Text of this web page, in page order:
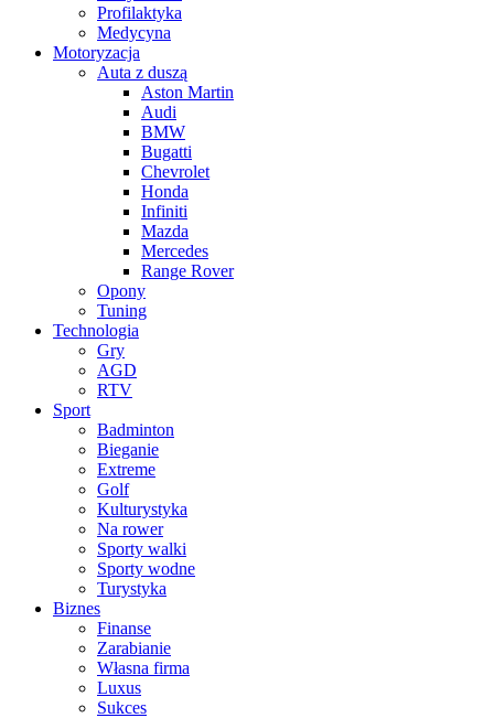
Profilaktyka
Medycyna
Motoryzacja
Auta z duszą
Aston Martin
Audi
BMW
Bugatti
Chevrolet
Honda
Infiniti
Mazda
Mercedes
Range Rover
Opony
Tuning
Technologia
Gry
AGD
RTV
Sport
Badminton
Bieganie
Extreme
Golf
Kulturystyka
Na rower
Sporty walki
Sporty wodne
Turystyka
Biznes
Finanse
Zarabianie
Własna firma
Luxus
Sukces